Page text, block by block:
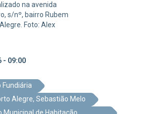
na avenida
s/nº, bairro Rubem
Foto: Alex
- 09:00
Fundiária
Alegre, Sebastião Melo